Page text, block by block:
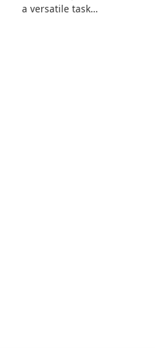
a versatile task